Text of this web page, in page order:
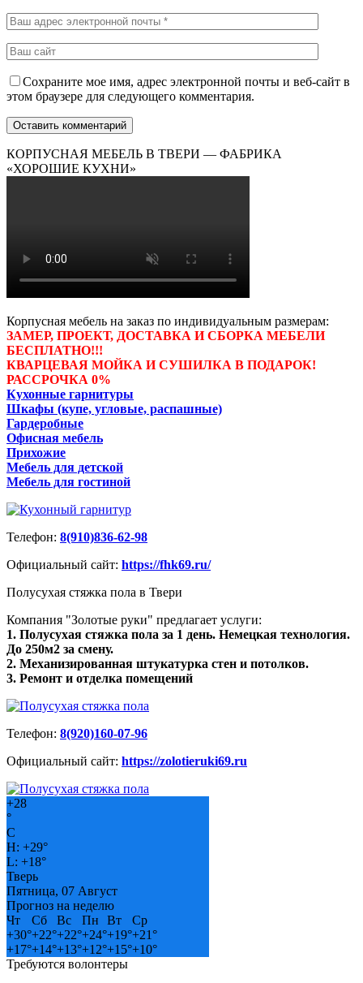
Сохраните мое имя, адрес электронной почты и веб-сайт в
этом браузере для следующего комментария.
КОРПУСНАЯ МЕБЕЛЬ В ТВЕРИ — ФАБРИКА
«ХОРОШИЕ КУХНИ»
Корпусная мебель на заказ по индивидуальным размерам:
ЗАМЕР, ПРОЕКТ, ДОСТАВКА И СБОРКА МЕБЕЛИ
БЕСПЛАТНО!!!
КВАРЦЕВАЯ МОЙКА И СУШИЛКА В ПОДАРОК!
РАССРОЧКА 0%
Кухонные гарнитуры
Шкафы (купе, угловые, распашные)
Гардеробные
Офисная мебель
Прихожие
Мебель для детской
Мебель для гостиной
Телефон: 8(910)836-62-98
Официальный сайт: https://fhk69.ru/
Полусухая стяжка пола в Твери
Компания "Золотые руки" предлагает услуги:
1. Полусухая стяжка пола за 1 день. Немецкая технология.
До 250м2 за смену.
2. Механизированная штукатурка стен и потолков.
3. Ремонт и отделка помещений
Телефон: 8(920)160-07-96
Официальный сайт: https://zolotieruki69.ru
+28
°
C
H: +29°
L: +18°
Тверь
Пятница, 07 Август
Прогноз на неделю
Чт
Сб Вс Пн Вт
Ср
+30°+22°+22°+24°+19°+21°
+17°+14°+13°+12°+15°+10°
Требуются волонтеры